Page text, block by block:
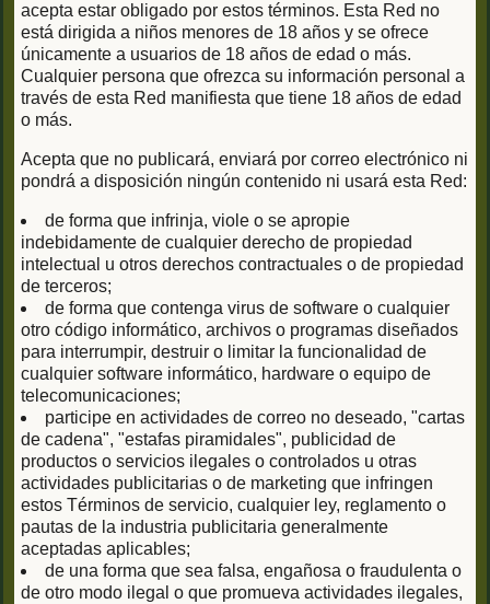
acepta estar obligado por estos términos. Esta Red no
está dirigida a niños menores de 18 años y se ofrece
únicamente a usuarios de 18 años de edad o más.
Cualquier persona que ofrezca su información personal a
través de esta Red manifiesta que tiene 18 años de edad
o más.
Acepta que no publicará, enviará por correo electrónico ni
pondrá a disposición ningún contenido ni usará esta Red:
de forma que infrinja, viole o se apropie
indebidamente de cualquier derecho de propiedad
intelectual u otros derechos contractuales o de propiedad
de terceros;
de forma que contenga virus de software o cualquier
otro código informático, archivos o programas diseñados
para interrumpir, destruir o limitar la funcionalidad de
cualquier software informático, hardware o equipo de
telecomunicaciones;
participe en actividades de correo no deseado, "cartas
de cadena", "estafas piramidales", publicidad de
productos o servicios ilegales o controlados u otras
actividades publicitarias o de marketing que infringen
estos Términos de servicio, cualquier ley, reglamento o
pautas de la industria publicitaria generalmente
aceptadas aplicables;
de una forma que sea falsa, engañosa o fraudulenta o
de otro modo ilegal o que promueva actividades ilegales,